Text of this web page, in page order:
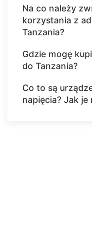
Na co należy
korzystania z
Tanzania?
Gdzie mogę
do Tanzania?
Co to są
napięcia? Jak